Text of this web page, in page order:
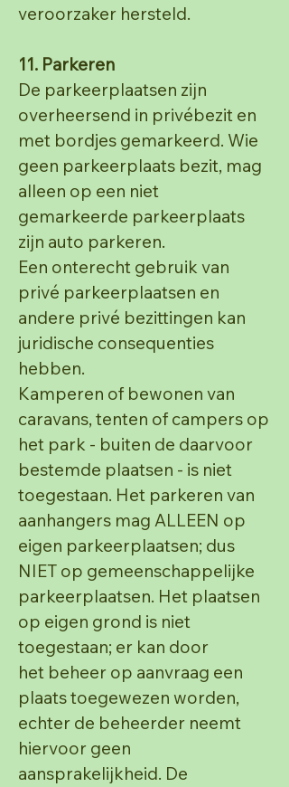
veroorzaker hersteld.
11. Parkeren
De parkeerplaatsen zijn
overheersend in privébezit en
met bordjes gemarkeerd. Wie
geen parkeerplaats bezit, mag
alleen op een niet
gemarkeerde parkeerplaats
zijn auto parkeren.
Een onterecht gebruik van
privé parkeerplaatsen en
andere privé bezittingen kan
juridische consequenties
hebben.
Kamperen of bewonen van
caravans, tenten of campers op
het park - buiten de daarvoor
bestemde plaatsen - is niet
toegestaan. Het parkeren van
aanhangers mag ALLEEN op
eigen parkeerplaatsen; dus
NIET op gemeenschappelijke
parkeerplaatsen. Het plaatsen
op eigen grond is niet
toegestaan; er kan door
het beheer op aanvraag een
plaats toegewezen worden,
echter de beheerder neemt
hiervoor geen
aansprakelijkheid. De